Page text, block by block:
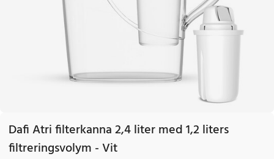
Dafi Atri filterkanna 2,4 liter med 1,2 liters
filtreringsvolym - Vit